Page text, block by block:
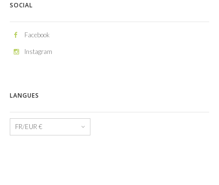
SOCIAL
Facebook
Instagram
LANGUES
Langues